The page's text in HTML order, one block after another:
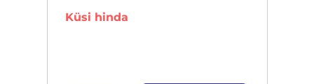
Küsi hinda